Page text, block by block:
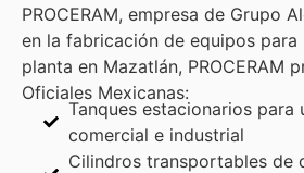
PROCERAM, empresa de Grupo
en la fabricación de equipos para
planta en Mazatlán, PROCERAM
Oficiales Mexicanas:
Tanques estacionarios para
comercial e industrial
Cilindros transportables de